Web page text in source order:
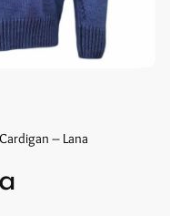
– Lana